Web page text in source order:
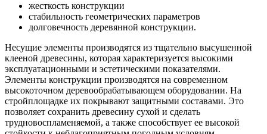
жесткость конструкции
стабильность геометрических параметров
долговечность деревянной конструкции.
Несущие элементы производятся из тщательно высушенной
клееной древесины, которая характеризуется высокими
эксплуатационными и эстетическими показателями.
Элементы конструкции производятся на современном
высокоточном деревообрабатывающем оборудовании. На
стройплощадке их покрывают защитными составами. Это
позволяет сохранить древесину сухой и сделать
трудновоспламеняемой, а также способствует ее высокой